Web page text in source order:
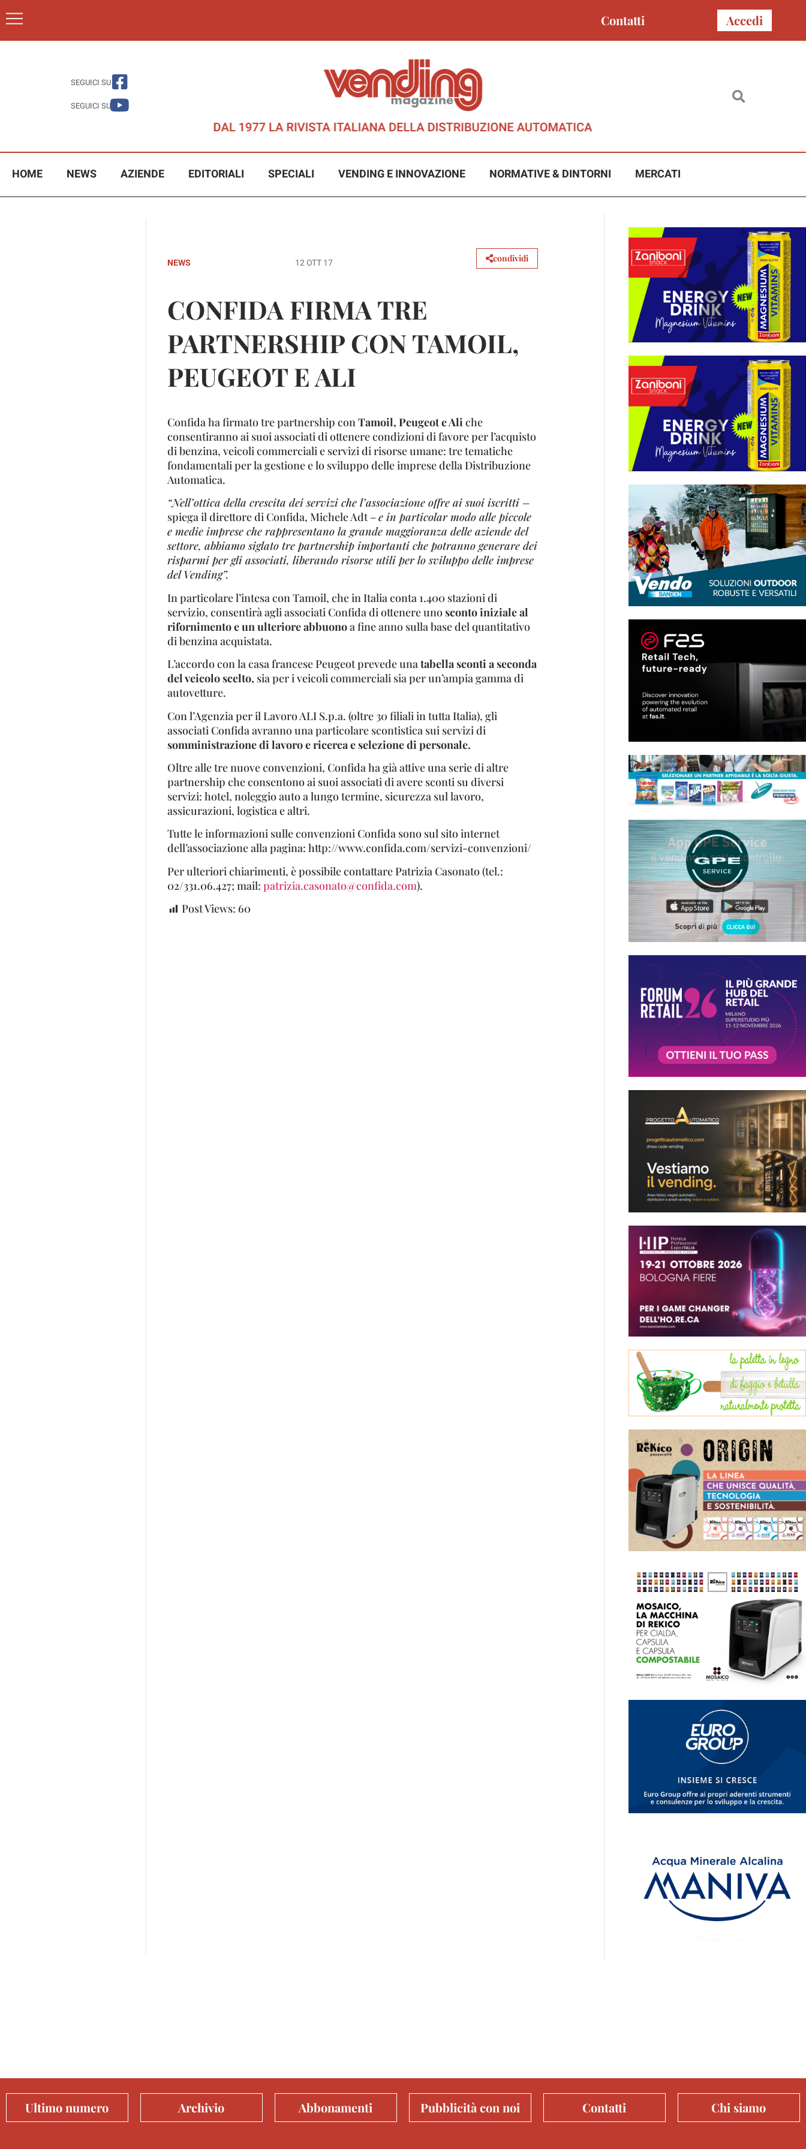
Contatti Accedi
SEGUICI SU
SEGUICI SU
HOME NEWS AZIENDE EDITORIALI SPECIALI VENDING E INNOVAZIONE NORMATIVE & DINTORNI MERCATI
NEWS 12 OTT 17 condividi
CONFIDA FIRMA TRE
PARTNERSHIP CON TAMOIL,
PEUGEOT E ALI
Confida ha firmato tre partnership conTamoil, Peugeot e Aliche
consentiranno ai suoi associati di ottenere condizioni di favore per l’acquisto
di benzina, veicoli commerciali e servizi di risorse umane: tre tematiche
fondamentali per la gestione e lo sviluppo delle imprese della Distribuzione
Automatica.
“Nell’ottica della crescita dei servizi che l’associazione offre ai suoi iscritti –
spiega il direttore di Confida, Michele Adt –e in particolar modo alle piccole
e medie imprese che rappresentano la grande maggioranza delle aziende del
settore, abbiamo siglato tre partnership importanti che potranno generare dei
risparmi per gli associati, liberando risorse utili per lo sviluppo delle imprese
del Vending”.
In particolare l’intesa con Tamoil, che in Italia conta 1.400 stazioni di
servizio, consentirà agli associati Confida di ottenere unosconto iniziale al
rifornimento e un ulteriore abbuonoa fine anno sulla base del quantitativo
di benzina acquistata.
L’accordo con la casa francese Peugeot prevede unatabella sconti a seconda
del veicolo scelto, sia per i veicoli commerciali sia per un’ampia gamma di
autovetture.
Con l’Agenzia per il Lavoro ALI S.p.a. (oltre 30 filiali in tutta Italia), gli
associati Confida avranno una particolare scontistica sui servizi di
somministrazione di lavoro e ricerca e selezione di personale.
Oltre alle tre nuove convenzioni, Confida ha già attive una serie di altre
partnership che consentono ai suoi associati di avere sconti su diversi
servizi: hotel, noleggio auto a lungo termine, sicurezza sul lavoro,
assicurazioni, logistica e altri.
Tutte le informazioni sulle convenzioni Confida sono sul sito internet
dell’associazione alla pagina: http://www.confida.com/servizi-convenzioni/
Per ulteriori chiarimenti, è possibile contattare Patrizia Casonato (tel.:
02/331.06.427; mail: patrizia.casonato@confida.com).
Post Views: 60
Ultimo numero Archivio Abbonamenti Pubblicità con noi Contatti Chi siamo